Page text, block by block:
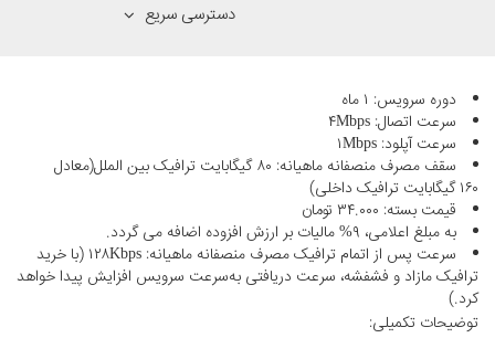
دسترسی سریع
دوره سرویس: ۱ ماه
سرعت اتصال: ۴Mbps
سرعت آپلود: ۱Mbps
سقف مصرف منصفانه ماهیانه: ۸۰ گیگابایت ترافیک بین الملل(معادل
۱۶۰ گیگابایت ترافیک داخلی)
قیمت بسته: ۳۴.۰۰۰ تومان
به مبلغ اعلامی، ۹% مالیات بر ارزش افزوده اضافه می گردد.
سرعت پس از اتمام ترافیک مصرف منصفانه ماهیانه: ۱۲۸Kbps (با خرید
ترافیک مازاد و فشفشه، سرعت دریافتی به‌سرعت سرویس افزایش پیدا خواهد
کرد.)
توضیحات تکمیلی: